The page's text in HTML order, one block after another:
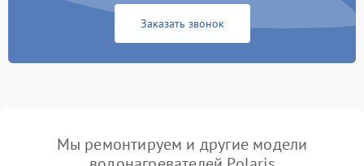
Заказать звонок
Мы ремонтируем и другие модели